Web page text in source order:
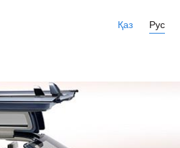
Қаз Рус